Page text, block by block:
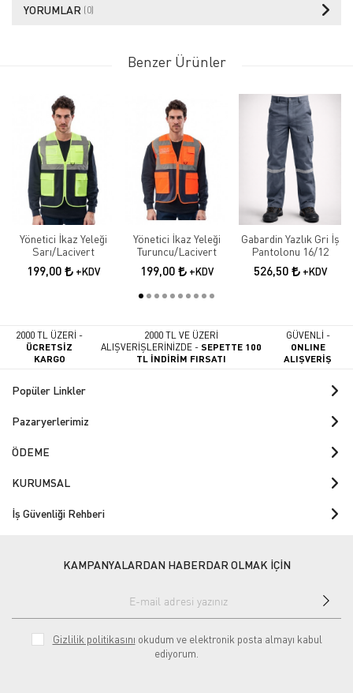
YORUMLAR (0)
Benzer Ürünler
Yönetici İkaz Yeleği
Sarı/Lacivert
199,00 +KDV
Yönetici İkaz Yeleği
Turuncu/Lacivert
199,00 +KDV
Gabardin Yazlık Gri İş
Pantolonu 16/12
526,50 +KDV
2000 TL ÜZERİ -
ÜCRETSİZ
KARGO
2000 TL VE ÜZERİ
ALIŞVERİŞLERİNİZDE -SEPETTE 100
TL İNDİRİM FIRSATI
GÜVENLİ -
ONLINE
ALIŞVERİŞ
Popüler Linkler
Pazaryerlerimiz
ÖDEME
KURUMSAL
İş Güvenliği Rehberi
KAMPANYALARDAN HABERDAR OLMAK İÇİN
Gizlilik politikasını okudum ve elektronik posta almayı kabul
ediyorum.